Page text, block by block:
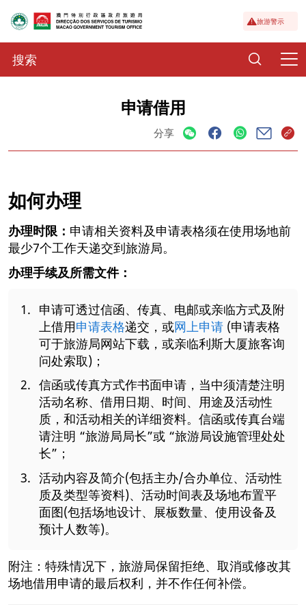
旅游警示
申请借用
分享
如何办理
办理时限： 申请相关资料及申请表格须在使用场地前
最少7个工作天递交到旅游局。
办理手续及所需文件：
申请可透过信函、传真、电邮或亲临方式及附
上借用申请表格递交，或网上申请 (申请表格
可于旅游局网站下载，或亲临利斯大厦旅客询
问处索取)；
信函或传真方式作书面申请，当中须清楚注明
活动名称、借用日期、时间、用途及活动性
质，和活动相关的详细资料。信函或传真台端
请注明 “旅游局局长”或 “旅游局设施管理处处
长”；
活动内容及简介(包括主办/合办单位、活动性
质及类型等资料)、活动时间表及场地布置平
面图(包括场地设计、展板数量、使用设备及
预计人数等)。
附注：特殊情况下，旅游局保留拒绝、取消或修改其
场地借用申请的最后权利，并不作任何补偿。